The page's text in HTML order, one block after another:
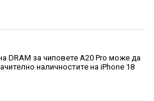
DRAM за чиповете A20 Pro може да
наличностите на iPhone 18